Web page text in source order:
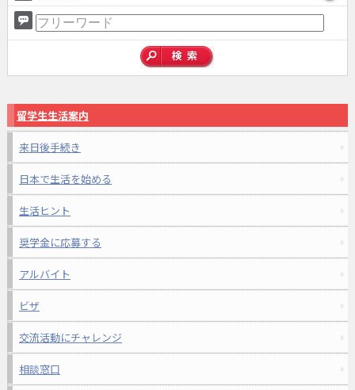
留学生生活案内
来日後手続き
日本で生活を始める
生活ヒント
奨学金に応募する
アルバイト
ビザ
交流活動にチャレンジ
相談窓口